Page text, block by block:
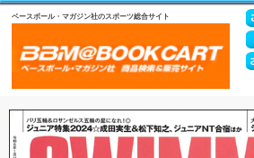
ベースボール・マガジン社のスポーツ総合サイト